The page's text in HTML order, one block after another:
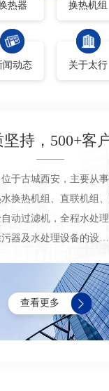
热器 换热机组
闻动态 关于太行
坚持，500+客
于古城西安，主要从
换热机组、直联机组
动过滤机，全程水处
污器及水处理设备的设…
查看更多